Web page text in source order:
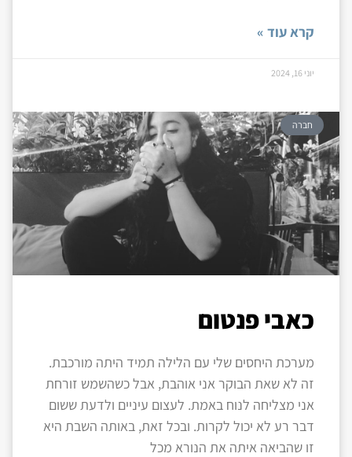
קרא עוד »
יוני 16, 2024
חברה
כאבי פנטום
מערכת היחסים שלי עם הלילה תמיד היתה מורכבת.
זה לא שאת הבוקר אני אוהבת, אבל כשהשמש זורחת
אני מצליחה לנוח באמת. לעצום עיניים ולדעת ששום
דבר רע לא יכול לקרות. ובכל זאת, באותה השבת היא
זו שהביאה איתה את הנורא מכל